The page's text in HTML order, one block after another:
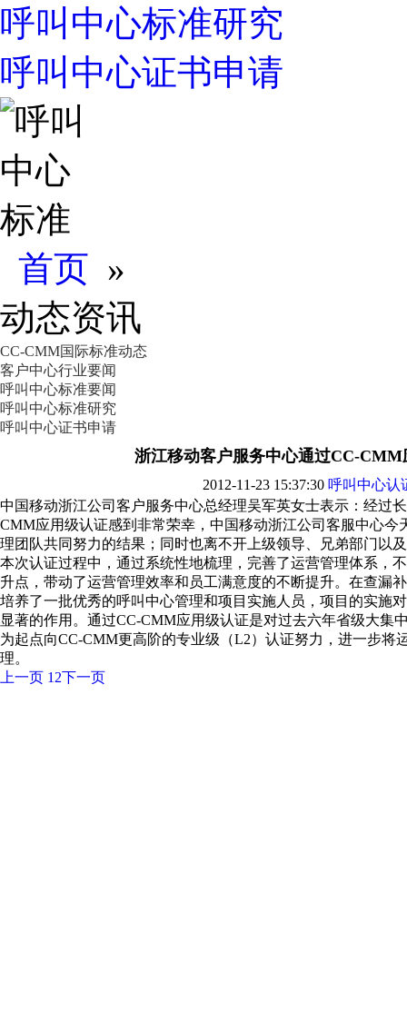
呼叫中心标准研究
呼叫中心证书申请
首页 »
动态资讯
CC-CMM国际标准动态
客户中心行业要闻
呼叫中心标准要闻
呼叫中心标准研究
呼叫中心证书申请
浙江移动客户服务中心通过CC-CMM
2012-11-23 15:37:30 呼叫中心认
中国移动浙江公司客户服务中心总经理吴军英女士表示：经过
CMM应用级认证感到非常荣幸，中国移动浙江公司客服中心今
理团队共同努力的结果；同时也离不开上级领导、兄弟部门以
本次认证过程中，通过系统性地梳理，完善了运营管理体系，
升点，带动了运营管理效率和员工满意度的不断提升。在查漏
培养了一批优秀的呼叫中心管理和项目实施人员，项目的实施
显著的作用。通过CC-CMM应用级认证是对过去六年省级大集
为起点向CC-CMM更高阶的专业级（L2）认证努力，进一步将
理。
上一页 1 2下一页